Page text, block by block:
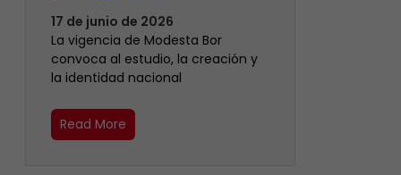
17 de junio de 2026
La vigencia de Modesta Bor
convoca al estudio, la creación y
la identidad nacional
Read More